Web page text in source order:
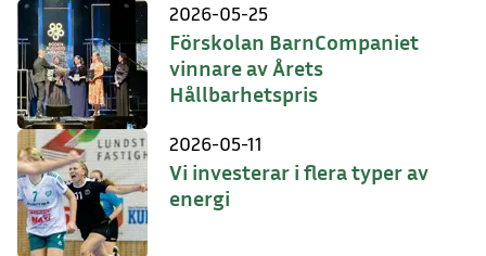
2026-05-25
Förskolan BarnCompaniet
vinnare av Årets
Hållbarhetspris
2026-05-11
Vi investerar i flera typer av
energi